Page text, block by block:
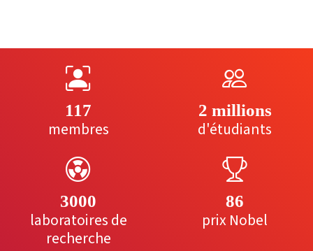
117
membres
2 millions
d'étudiants
3000
laboratoires de
recherche
86
prix Nobel